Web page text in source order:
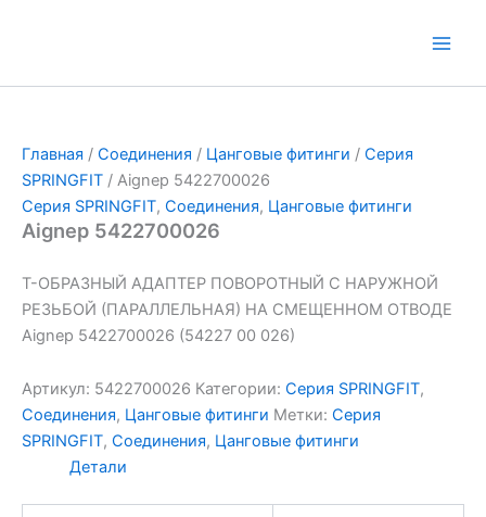
Главная / Соединения / Цанговые фитинги / Серия
SPRINGFIT / Aignep 5422700026
Серия SPRINGFIT, Соединения, Цанговые фитинги
Aignep 5422700026
Т-ОБРАЗНЫЙ АДАПТЕР ПОВОРОТНЫЙ С НАРУЖНОЙ
РЕЗЬБОЙ (ПАРАЛЛЕЛЬНАЯ) НА СМЕЩЕННОМ ОТВОДЕ
Aignep 5422700026 (54227 00 026)
Артикул: 5422700026 Категории: Серия SPRINGFIT,
Соединения, Цанговые фитинги Метки: Серия
SPRINGFIT, Соединения, Цанговые фитинги
Детали